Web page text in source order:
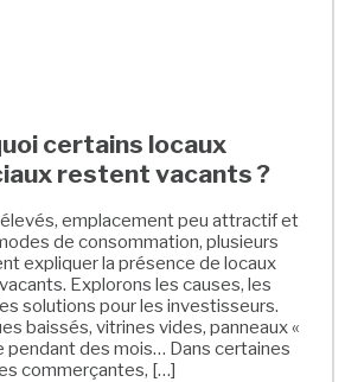
certains locaux
restent vacants ?
emplacement peu attractif et
de consommation, plusieurs
expliquer la présence de locaux
Explorons les causes, les
solutions pour les investisseurs.
baissés, vitrines vides, panneaux «
pendant des mois… Dans certaines
commerçantes, […]